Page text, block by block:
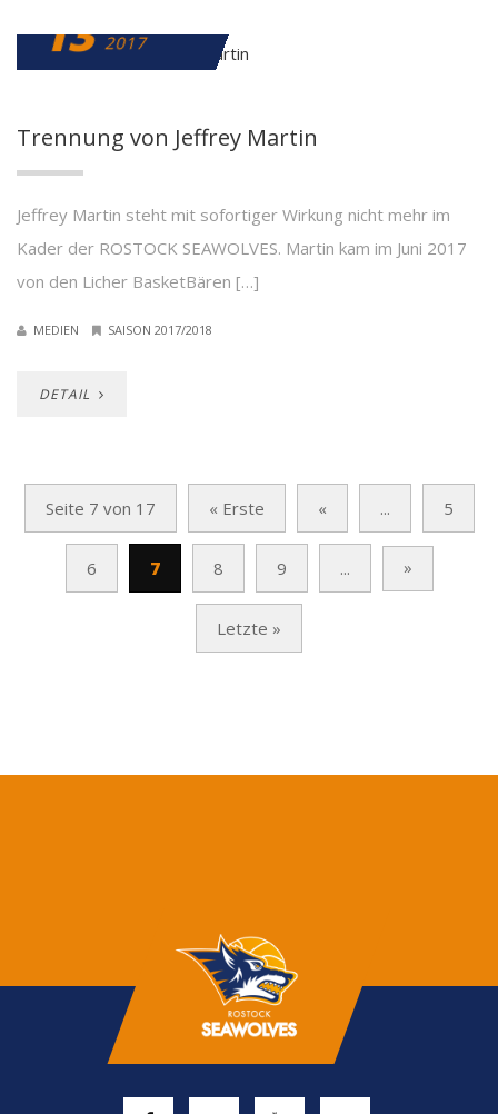
13 2017
Trennung von Jeffrey Martin
Jeffrey Martin steht mit sofortiger Wirkung nicht mehr im
Kader der ROSTOCK SEAWOLVES. Martin kam im Juni 2017
von den Licher BasketBären […]
MEDIEN SAISON 2017/2018
DETAIL
Seite 7 von 17 « Erste « ... 5
6 7 8 9 ... »
Letzte »